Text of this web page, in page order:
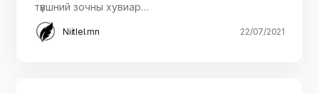
түвшний зочны хувиар…
Niitlel.mn 22/07/2021